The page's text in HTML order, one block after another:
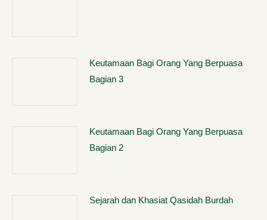
Keutamaan Bagi Orang Yang Berpuasa
Bagian 3
Keutamaan Bagi Orang Yang Berpuasa
Bagian 2
Sejarah dan Khasiat Qasidah Burdah